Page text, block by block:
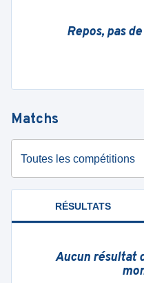
Repos, pas
Matchs
Toutes les compétitions
RÉSULTATS
Aucun résultat